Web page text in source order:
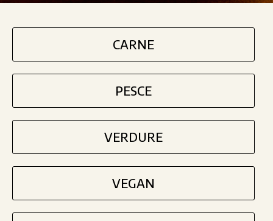
CARNE
PESCE
VERDURE
VEGAN